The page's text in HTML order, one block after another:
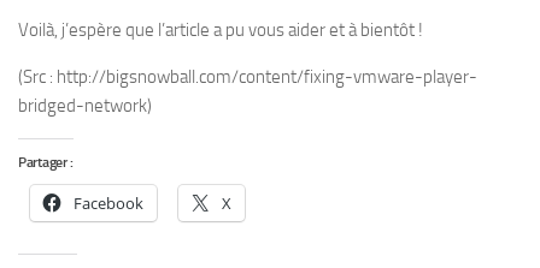
Voilà, j’espère que l’article a pu vous aider et à bientôt !
(Src : http://bigsnowball.com/content/fixing-vmware-player-
bridged-network)
Partager :
Facebook X